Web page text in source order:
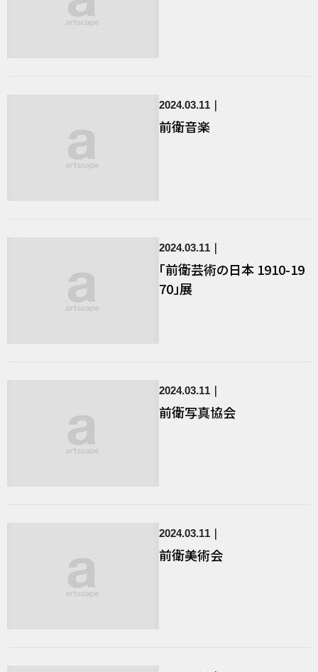
2024.03.11
前衛音楽
2024.03.11
「前衛芸術の日本 1910-19
70」展
2024.03.11
前衛写真協会
2024.03.11
前衛美術会